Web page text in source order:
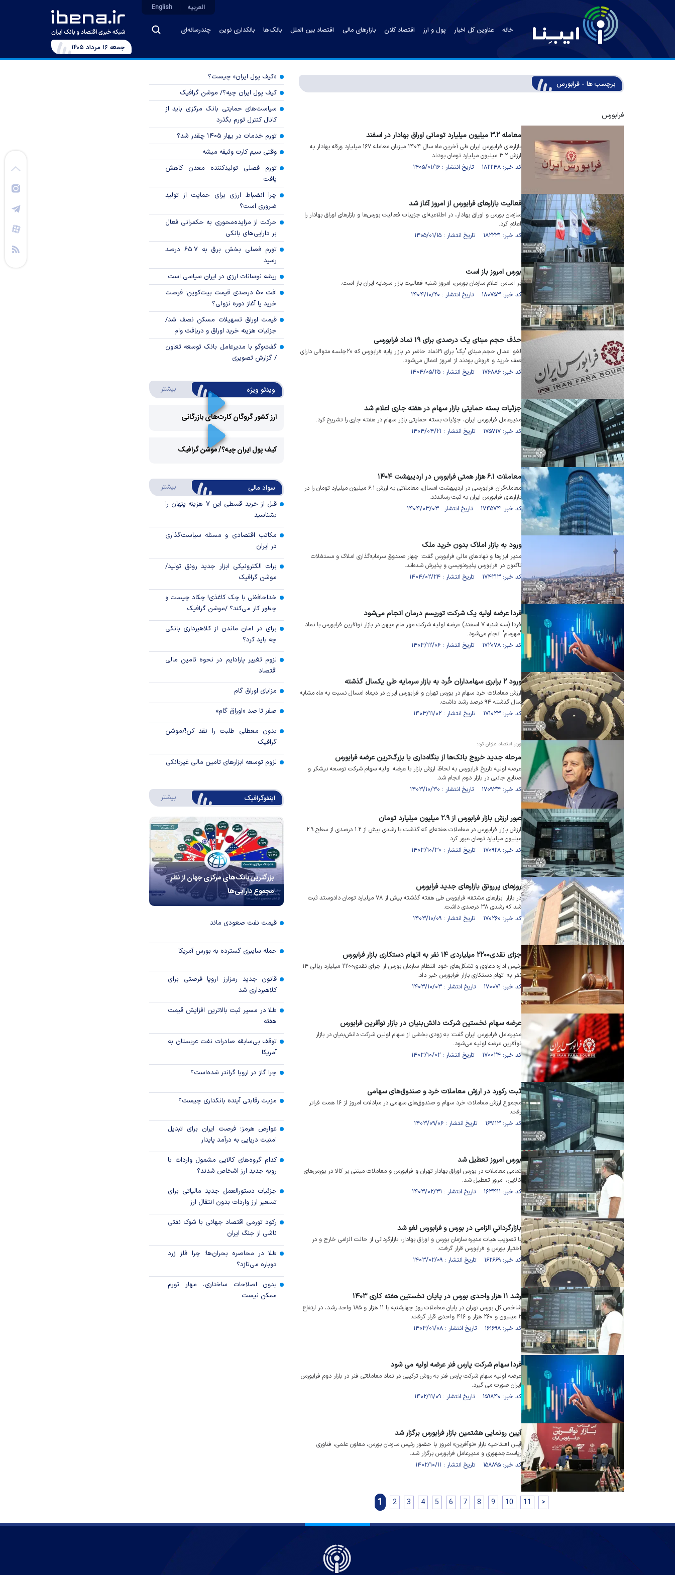
خانه عناوین کل اخبار پول و ارز اقتصاد کلان بازارهای مالی اقتصاد بین الملل بانک‌ها بانکداری نوین چندرسانه‌ای
العربیه English
جمعه ۱۶ مرداد ۱۴۰۵
برچسب ها - فرابورس
فرابورس
معامله ۳.۲ میلیون میلیارد تومانی اوراق بهادار در اسفند
بازار‌های فرابورس ایران طی آخرین ماه سال ۱۴۰۴ میزبان معامله ۱۶۷ میلیارد ورقه بهادار به
ارزش ۳.۲ میلیون میلیارد تومان بودند.
کد خبر: ۱۸۲۲۴۸ تاریخ انتشار : ۱۴۰۵/۰۱/۱۶
فعالیت بازار‌های فرابورس از امروز آغاز شد
سازمان بورس و اوراق بهادار، در اطلاعیه‌ای جزییات فعالیت بورس‌ها و بازارهای اوراق بهادار را
اعلام کرد.
کد خبر: ۱۸۲۲۳۱ تاریخ انتشار : ۱۴۰۵/۰۱/۱۵
بورس امروز باز است
بر اساس اعلام سازمان بورس، امروز شنبه فعالیت بازار سرمایه ایران باز است.
کد خبر: ۱۸۰۷۵۳ تاریخ انتشار : ۱۴۰۴/۱۰/۲۰
حذف حجم مبنای یک درصدی برای ۱۹ نماد فرابورسی
لغو اعمال حجم مبنای "یک" برای ۱۹نماد حاضر در بازار پایه فرابورس که ۲۰جلسه متوالی دارای
صف خرید و فروش بودند از امروز اعمال می‌شود.
کد خبر: ۱۷۶۸۸۶ تاریخ انتشار : ۱۴۰۴/۰۵/۲۵
جزئیات بسته حمایتی بازار سهام در هفته جاری اعلام شد
مدیرعامل فرابورس ایران، جزئیات بسته حمایتی بازار سهام در هفته جاری را تشریح کرد.
کد خبر: ۱۷۵۷۱۷ تاریخ انتشار : ۱۴۰۴/۰۴/۲۱
معاملات ۶.۱ هزار همتی فرابورس در اردیبهشت ۱۴۰۴
معامله‌گران فرابورسی در اردیبهشت‌ امسال، معاملاتی به ارزش ۶.۱ میلیون میلیارد تومان را در
بازار‌های فرابورس ایران به ثبت رساندند.
کد خبر: ۱۷۴۵۷۴ تاریخ انتشار : ۱۴۰۴/۰۳/۰۳
ورود به بازار املاک بدون خرید ملک
مدیر ابزار‌ها و نهاد‌های مالی فرابورس گفت: چهار صندوق سرمایه‌گذاری املاک و مستغلات
تاکنون در فرابورس پذیره‌نویسی و پذیرش شده‌اند.
کد خبر: ۱۷۴۲۱۳ تاریخ انتشار : ۱۴۰۴/۰۲/۲۴
فردا عرضه اولیه یک شرکت توریسم درمان انجام می‌شود
فردا (سه شنبه ۷ اسفند) عرضه اولیه شرکت مهر مام میهن در بازار نوآفرین فرابورس با نماد
"مهرمام" انجام می‌شود.
کد خبر: ۱۷۲۰۷۸ تاریخ انتشار : ۱۴۰۳/۱۲/۰۶
ورود ۲ برابری سهامداران خُرد به بازار سرمایه طی یکسال گذشته
ارزش معاملات خرد سهام در بورس تهران و فرابورس ایران در دیماه امسال نسبت به ماه مشابه
سال گذشته ۹۴ درصد رشد داشت.
کد خبر: ۱۷۱۰۲۳ تاریخ انتشار : ۱۴۰۳/۱۱/۰۲
وزیر اقتصاد عنوان کرد:
مرحله جدید خروج بانک‌ها از بنگاه‌داری با بزرگ‌ترین عرضه فرابورس
عرضه اولیه تاریخ فرابورس به لحاظ ارزش بازار با عرضه اولیه سهام شرکت توسعه نیشکر و
صنایع جانبی در بازار دوم انجام شد.
کد خبر: ۱۷۰۹۳۴ تاریخ انتشار : ۱۴۰۳/۱۰/۳۰
عبور ارزش بازار فرابورس از ۲.۹ میلیون میلیارد تومان
ارزش بازار فرابورس در معاملات هفته‌ای که گذشت با رشدی بیش از ۱.۲ درصدی از سطح ۲.۹
میلیون میلیارد تومان عبور کرد.
کد خبر: ۱۷۰۹۲۸ تاریخ انتشار : ۱۴۰۳/۱۰/۳۰
روز‌های پررونق بازار‌های جدید فرابورس
در بازار ابزار‌های مشتقه فرابورس طی هفته گذشته بیش از ۷۸ میلیارد تومان دادوستد ثبت
شد که رشدی ۳۸ درصدی داشت.
کد خبر: ۱۷۰۲۶۰ تاریخ انتشار : ۱۴۰۳/۱۰/۰۹
جزای نقدی۲۲۰۰ میلیاردی ۱۴ نفر به اتهام دستکاری بازار فرابورس
رئیس اداره دعاوی و تشکل‌های خود انتظام سازمان بورس از جزای نقدی۲۲۰۰ میلیارد ریالی ۱۴
نفر به اتهام دستکاری بازار فرابورس خبر داد.
کد خبر: ۱۷۰۰۷۱ تاریخ انتشار : ۱۴۰۳/۱۰/۰۳
عرضه سهام نخستین شرکت دانش‌بنیان در بازار نوآفرین فرابورس
مدیرعامل فرابورس ایران گفت: به زودی بخشی از سهام اولین شرکت دانش‌بنیان در بازار
نوآفرین عرضه اولیه می‌شود.
کد خبر: ۱۷۰۰۲۴ تاریخ انتشار : ۱۴۰۳/۱۰/۰۲
ثبت رکورد در ارزش معاملات خرد و صندوق‌های سهامی
مجموع ارزش معاملات خرد سهام و صندوق‌های سهامی در مبادلات امروز از ۱۶ همت فراتر
رفت.
کد خبر: ۱۶۹۱۱۳ تاریخ انتشار : ۱۴۰۳/۰۹/۰۶
بورس امروز تعطیل شد
تمامی معاملات در بورس اوراق بهادار تهران و فرابورس و معاملات مبتنی بر کالا در بورس‌های
کالایی، امروز تعطیل شد.
کد خبر: ۱۶۳۴۱۱ تاریخ انتشار : ۱۴۰۳/۰۲/۳۱
بازارگردانیِ الزامی در بورس و فرابورس لغو شد
با تصویب هیات مدیره سازمان بورس و اوراق بهادار، بازارگردانی از حالت الزامی خارج و در
اختیار بورس و فرابورس قرار گرفت.
کد خبر: ۱۶۲۶۶۹ تاریخ انتشار : ۱۴۰۳/۰۲/۰۹
رشد ۱۱ هزار واحدی بورس در پایان نخستین هفته کاری ۱۴۰۳
شاخص کل بورس تهران در پایان معاملات روز چهارشنبه با ۱۱ هزار و ۱۸۵ واحد رشد، در ارتفاع
۲ میلیون و ۲۶۰ هزار و ۴۱۶ واحدی قرار گرفت.
کد خبر: ۱۶۱۶۹۸ تاریخ انتشار : ۱۴۰۳/۰۱/۰۸
فردا سهام شرکت پارس فنر عرضه اولیه می شود
عرضه اولیه سهام شرکت پارس فنر به روش ترکیبی در نماد معاملاتی فنر در بازار دوم فرابورس
ایران صورت می گیرد.
کد خبر: ۱۵۹۸۴۰ تاریخ انتشار : ۱۴۰۲/۱۱/۰۹
آیین رونمایی هشتمین بازار فرابورس برگزار شد
آیین افتتاحیه بازار «نوآفرین» امروز با حضور رئیس سازمان بورس، معاون علمی، فناوری
ریاست‌جمهوری و مدیرعامل فرابورس برگزار شد.
کد خبر: ۱۵۸۸۹۵ تاریخ انتشار : ۱۴۰۲/۱۰/۱۱
1 2 3 4 5 6 7 8 9 10 11 >
«کیف پول ایران» چیست؟
کیف پول ایران چیه؟/ موشن گرافیک
سیاست‌های حمایتی بانک مرکزی باید از
کانال کنترل تورم بگذرد
تورم خدمات در بهار ۱۴۰۵ چقدر شد؟
وقتی سیم کارت وثیقه میشه
تورم فصلی تولیدکننده معدن کاهش
یافت
چرا انضباط ارزی برای حمایت از تولید
ضروری است؟
حرکت از مزایده‌محوری به حکمرانی فعال
بر دارایی‌های بانکی
تورم فصلی بخش برق به ۶۵.۷ درصد
رسید
ریشه نوسانات ارزی در ایران سیاسی است
افت ۵۰ درصدی قیمت بیت‌کوین؛ فرصت
خرید یا آغاز دوره نزولی؟
قیمت اوراق تسهیلات مسکن نصف شد/
جزئیات هزینه خرید اوراق و دریافت وام
گفت‌وگو با مدیرعامل بانک توسعه تعاون
/ گزارش تصویری
ویدئو ویژه بیشتر درباره ویدئو ویژه
ارز کشور گروگان کارت‌های بازرگانی
Video
کیف پول ایران چیه؟/ موشن گرافیک
سواد مالی بیشتر درباره سواد مالی
قبل از خرید قسطی این ۷ هزینه پنهان را
بشناسید
مکاتب اقتصادی و مسئله سیاست‌گذاری
در ایران
برات الکترونیکی ابزار جدید رونق تولید/
موشن گرافیک
خداحافظی با چک کاغذی! چکاد چیست و
چطور کار می‌کند؟ /موشن گرافیک
برای در امان ماندن از کلاهبرداری بانکی
چه باید کرد؟
لزوم تغییر پارادایم در نحوه تامین مالی
اقتصاد
مزایای اوراق گام
صفر تا صد «اوراق گام»
بدون معطلی طلبت را نقد کن!/موشن
گرافیک
لزوم توسعه ابزارهای تامین مالی غیربانکی
اینفوگرافیک بیشتر درباره اینفوگرافیک
بزرگترین بانک‌های مرکزی جهان از نظر
مجموع دارایی‌ها
قیمت نفت صعودی ماند
حمله سایبری گسترده به بورس آمریکا
قانون جدید رمزارز اروپا فرصتی برای
کلاهبرداری شد
طلا در مسیر ثبت بالاترین افزایش قیمت
هفته
توقف بی‌سابقه صادرات نفت عربستان به
آمریکا
چرا گاز در اروپا گرانتر شده‌است؟
مزیت رقابتی آینده بانکداری چیست؟
عوارض هرمز؛ فرصت ایران برای تبدیل
امنیت دریایی به درآمد پایدار
کدام گروه‌های کالایی مشمول واردات با
رویه جدید ارز اشخاص شدند؟
جزئیات دستورالعمل جدید مالیاتی برای
تسعیر ارز واردات بدون انتقال ارز
رکود تورمی اقتصاد جهانی با شوک نفتی
ناشی از جنگ ایران
طلا در محاصره بحران‌ها؛ چرا فلز زرد
دوباره می‌تازد؟
بدون اصلاحات ساختاری، مهار تورم
ممکن نیست